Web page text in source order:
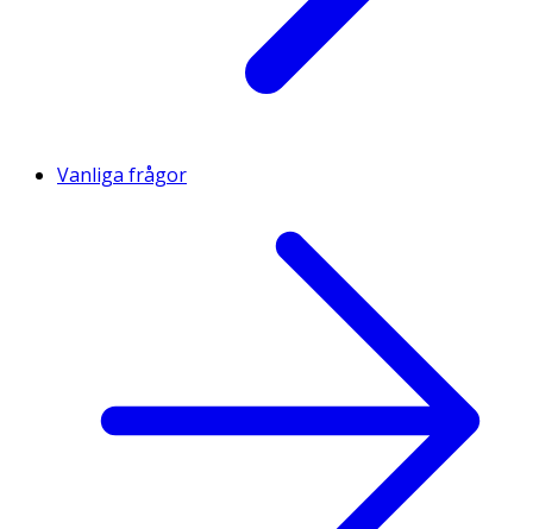
Vanliga frågor